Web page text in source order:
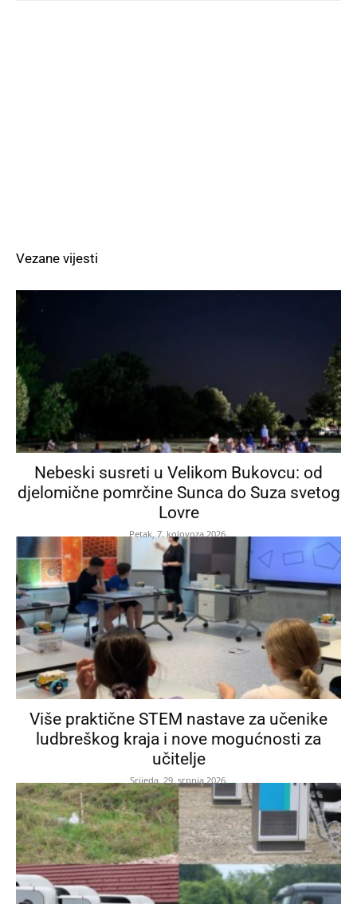
Vezane vijesti
Nebeski susreti u Velikom Bukovcu: od
djelomične pomrčine Sunca do Suza svetog
Lovre
Petak, 7. kolovoza 2026.
Više praktične STEM nastave za učenike
ludbreškog kraja i nove mogućnosti za
učitelje
Srijeda, 29. srpnja 2026.